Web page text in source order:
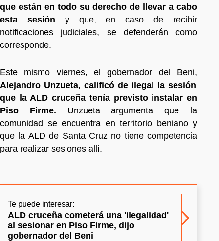
que están en todo su derecho de llevar a cabo
esta sesión y que, en caso de recibir
notificaciones judiciales, se defenderán como
corresponde.
Este mismo viernes, el gobernador del Beni,
Alejandro Unzueta, calificó de ilegal la sesión
que la ALD cruceña tenía previsto instalar en
Piso Firme. Unzueta argumenta que la
comunidad se encuentra en territorio beniano y
que la ALD de Santa Cruz no tiene competencia
para realizar sesiones allí.
Te puede interesar:
ALD cruceña cometerá una 'ilegalidad'
al sesionar en Piso Firme, dijo
gobernador del Beni